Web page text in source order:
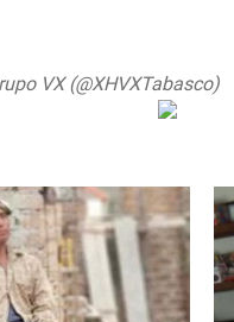
VX (@XHVXTabasco)